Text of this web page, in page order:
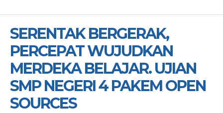
SERENTAK BERGERAK,
PERCEPAT WUJUDKAN
MERDEKA BELAJAR. UJIAN
SMP NEGERI 4 PAKEM OPEN
SOURCES